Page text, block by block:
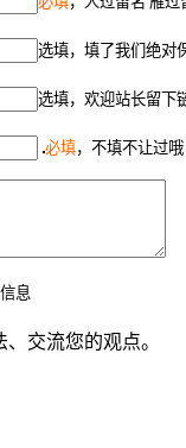
选填，填了我们绝对
选填，欢迎站长留下
必填，不填不让过哦
息
交流您的观点。